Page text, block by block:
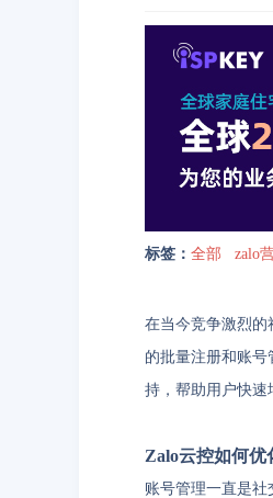
标签： 全部 zalo
在当今竞争激烈的
的批量注册和账号
持，帮助用户快速
Zalo云控如何优
账号管理一直是